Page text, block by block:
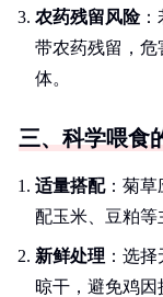
农药残留风险：
带农药残留，危
体。
三、科学喂食
适量搭配：菊草
配玉米、豆粕等
新鲜处理 ：选
晾干，避免鸡因